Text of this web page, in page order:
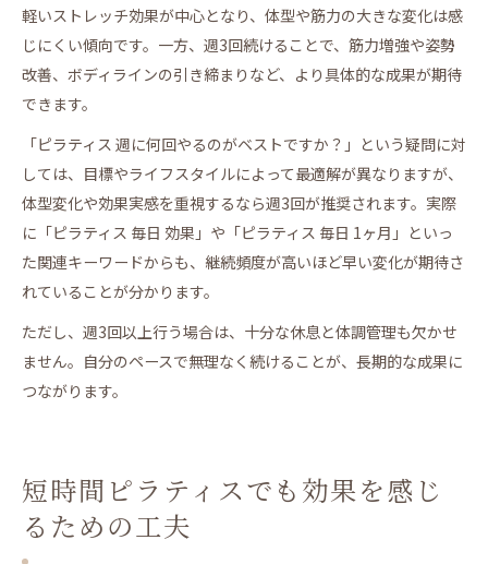
軽いストレッチ効果が中心となり、体型や筋力の大きな変化は感
じにくい傾向です。一方、週3回続けることで、筋力増強や姿勢
改善、ボディラインの引き締まりなど、より具体的な成果が期待
できます。
「ピラティス 週に何回やるのがベストですか？」という疑問に対
しては、目標やライフスタイルによって最適解が異なりますが、
体型変化や効果実感を重視するなら週3回が推奨されます。実際
に「ピラティス 毎日 効果」や「ピラティス 毎日 1ヶ月」といっ
た関連キーワードからも、継続頻度が高いほど早い変化が期待さ
れていることが分かります。
ただし、週3回以上行う場合は、十分な休息と体調管理も欠かせ
ません。自分のペースで無理なく続けることが、長期的な成果に
つながります。
短時間ピラティスでも効果を感じ
るための工夫